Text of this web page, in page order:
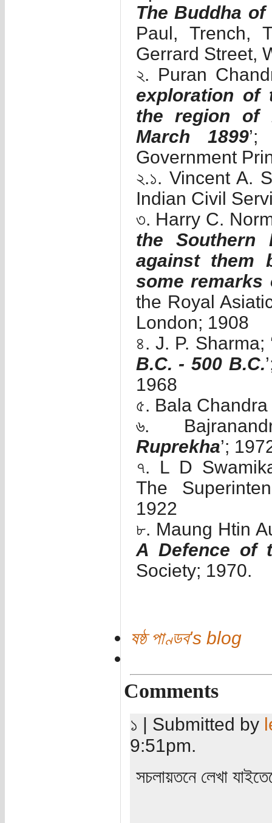
The Buddha
Paul, Trench,
Gerrard Street,
২. Puran
exploration of
the region of
March 1899
Government
২.১. Vincent A.
Indian Civil
৩. Harry C.
the Southern
against them
some remarks
the Royal
London; 1908
৪. J. P. Sharma;
B.C. - 500 B.C.
1968
৫. Bala Chandra
৬.
Ruprekha’;
৭. L D
The
1922
৮. Maung Htin
A Defence of
Society; 1970.
ষষ্ঠ পাণ্ডব's blog
Comments
১ | Submitted by
9:51pm.
সচলায়তনে লেখা